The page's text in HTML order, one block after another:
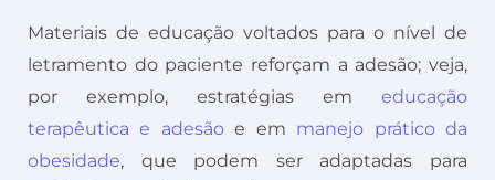
Materiais de educação voltados para o nível de
letramento do paciente reforçam a adesão; veja,
por exemplo, estratégias em educação
terapêutica e adesãoe em manejo prático da
obesidade, que podem ser adaptadas para